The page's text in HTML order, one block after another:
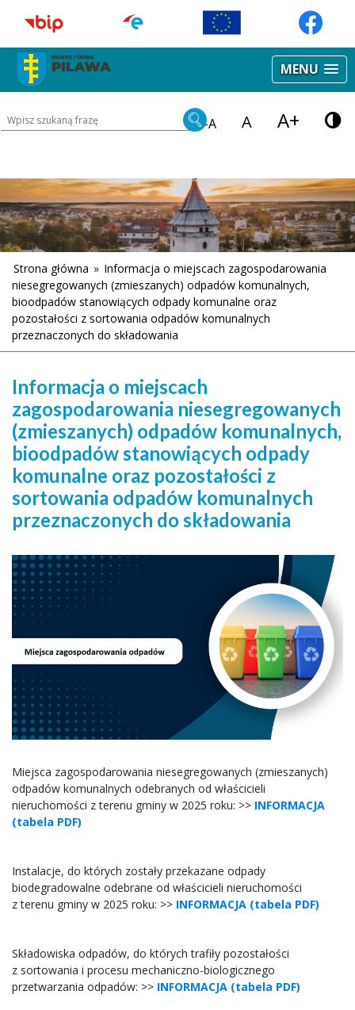
MENU
Wyszukiwarka treści na stronie -A A A+
Strona główna » Informacja o miejscach zagospodarowania
niesegregowanych (zmieszanych) odpadów komunalnych,
bioodpadów stanowiących odpady komunalne oraz
pozostałości z sortowania odpadów komunalnych
przeznaczonych do składowania
Informacja o miejscach
zagospodarowania niesegregowanych
(zmieszanych) odpadów komunalnych,
bioodpadów stanowiących odpady
komunalne oraz pozostałości z
sortowania odpadów komunalnych
przeznaczonych do składowania
Miejsca zagospodarowania niesegregowanych (zmieszanych)
odpadów komunalnych odebranych od właścicieli
nieruchomości z terenu gminy w 2025 roku: >> INFORMACJA
(tabela PDF)
Instalacje, do których zostały przekazane odpady
biodegradowalne odebrane od właścicieli nieruchomości
z terenu gminy w 2025 roku: >> INFORMACJA (tabela PDF)
Składowiska odpadów, do których trafiły pozostałości
z sortowania i procesu mechaniczno-biologicznego
przetwarzania odpadów: >> INFORMACJA (tabela PDF)